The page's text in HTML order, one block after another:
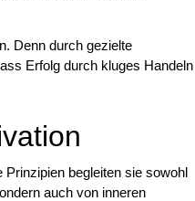
Denn durch gezielte
Erfolg durch kluges Handeln
begleiten sie sowohl
auch von inneren